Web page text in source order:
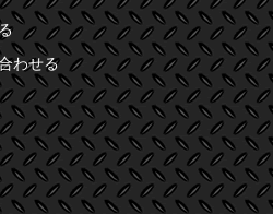
わせる